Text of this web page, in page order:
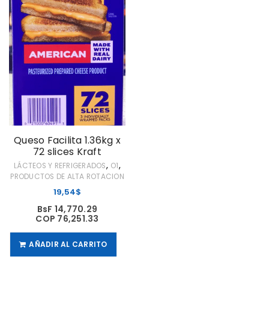
LÁCTEOS Y REFRIGERADOS, O1,
PRODUCTOS DE ALTA ROTACION
Queso Facilita 1.36kg x
72 slices Kraft
19,54$
BsF 14,770.29
COP 76,251.33
AÑADIR AL CARRITO